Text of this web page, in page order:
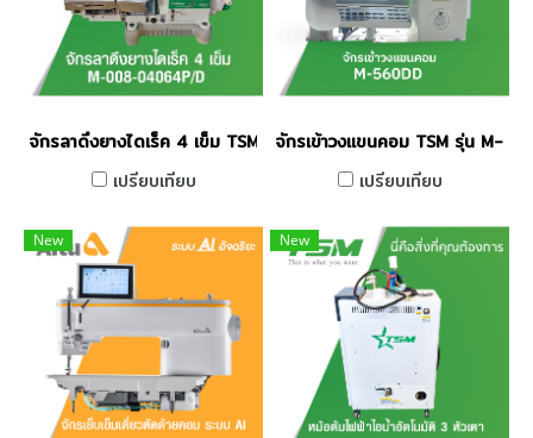
จักรลาดึงยางไดเร็ค 4 เข็ม TSM รุ่น M-008-04064P/D
เปรียบเทียบ
จักรเข้าวงแขนคอม TSM รุ่น M-
เปรียบเทียบ
New New